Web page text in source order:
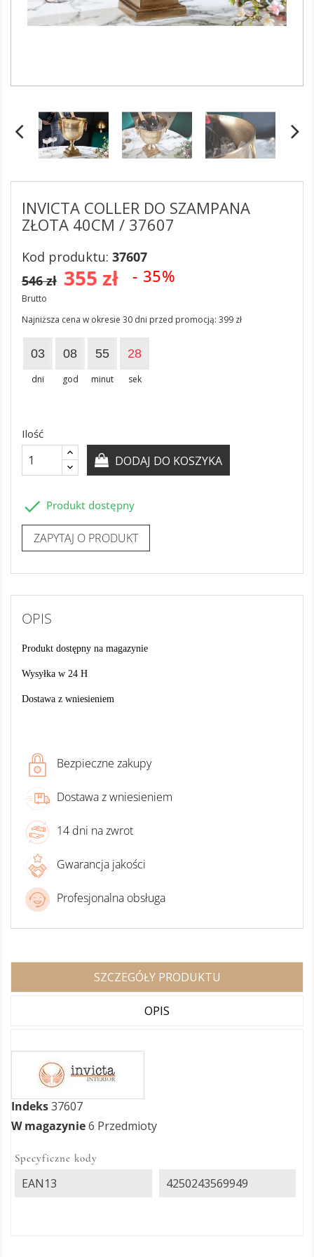
OPIS
Produkt dostępny na magazynie
Wysyłka w 24 H
Dostawa z wniesieniem
Bezpieczne zakupy
Dostawa z wniesieniem
14 dni na zwrot
Gwarancja jakości
Profesjonalna obsługa
INVICTA COLLER DO SZAMPANA
ZŁOTA 40CM / 37607
Kod produktu: 37607
355 zł - 35%
546 zł
Brutto
Najniższa cena w okresie 30 dni przed promocją: 399 zł
03
dni
08
god
55
minut
27
sek
Ilość
DODAJ DO KOSZYKA
 Produkt dostępny
ZAPYTAJ O PRODUKT
SZCZEGÓŁY PRODUKTU
OPIS
Indeks37607
W magazynie6 Przedmioty
Specyficzne kody
EAN13 4250243569949